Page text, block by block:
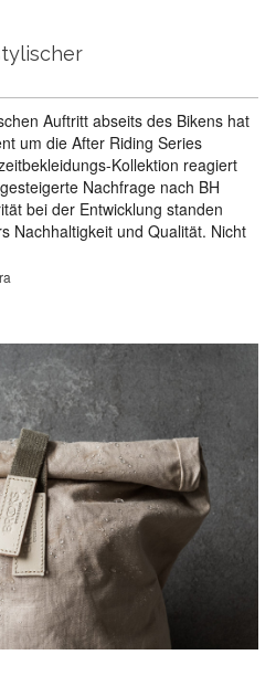
Auftritt abseits des Bikens hat
um die After Riding Series
Kollektion reagiert
Nachfrage nach BH
bei der Entwicklung standen
Nachhaltigkeit und Qualität. Nicht